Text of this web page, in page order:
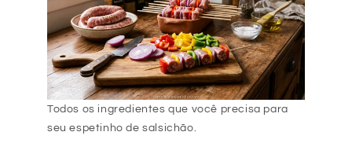
Todos os ingredientes que você precisa para
seu espetinho de salsichão.